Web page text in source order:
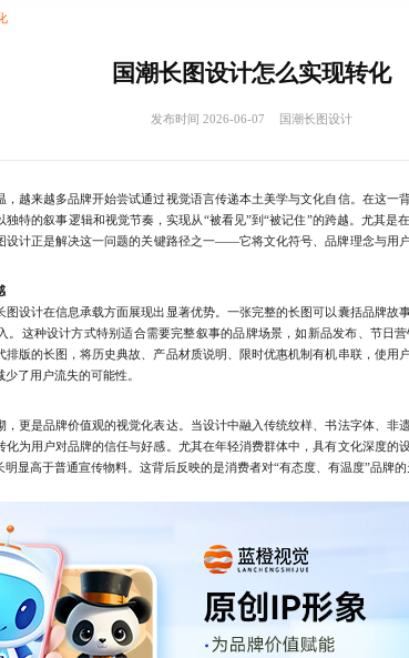
国潮长图设计怎么实现转化
发布时间 2026-06-07 国潮长图设计
来越多品牌开始尝试通过视觉语言传递本土美学与文化自信。在这一背
特的叙事逻辑和视觉节奏，实现从“被看见”到“被记住”的跨越。尤其是
设计正是解决这一问题的关键路径之一——它将文化符号、品牌理念与用
计在信息承载方面展现出显著优势。一张完整的长图可以囊括品牌故
。这种设计方式特别适合需要完整叙事的品牌场景，如新品发布、节日
版的长图，将历史典故、产品材质说明、限时优惠机制有机串联，使用
了用户流失的可能性。
是品牌价值观的视觉化表达。当设计中融入传统纹样、书法字体、非
为用户对品牌的信任与好感。尤其在年轻消费群体中，具有文化深度的
显高于普通宣传物料。这背后反映的是消费者对“有态度、有温度”品牌的